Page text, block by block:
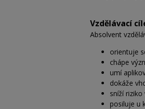
Vzdělávací
Absolvent
orientuje
chápe
umí
dokáže
sníží
posiluje u